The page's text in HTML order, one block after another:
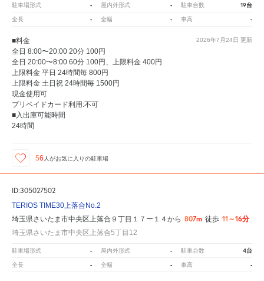
駐車場形式 - 屋内外形式 - 駐車台数 19台
全長 - 全幅 - 車高 -
2026年7月24日 更新
■料金
全日 8:00〜20:00 20分 100円
全日 20:00〜8:00 60分 100円、上限料金 400円
上限料金 平日 24時間毎 800円
上限料金 土日祝 24時間毎 1500円
現金使用可
プリペイドカード利用:不可
■入出庫可能時間
24時間
56 人がお気に入りの駐車場
ID:305027502
TERIOS TIME30上落合No.2
埼玉県さいたま市中央区上落合９丁目１７ー１４から 807m 徒歩 11～16分
埼玉県さいたま市中央区上落合5丁目12
駐車場形式 - 屋内外形式 - 駐車台数 4台
全長 - 全幅 - 車高 -